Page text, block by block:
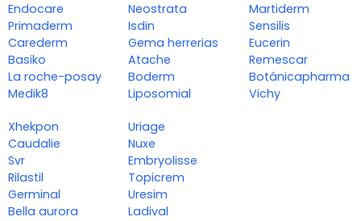
Endocare
Primaderm
Carederm
Basiko
La roche-posay
Medik8
Neostrata
Isdin
Gema herrerias
Atache
Boderm
Liposomial
Martiderm
Sensilis
Eucerin
Remescar
Botánicapharma
Vichy
Xhekpon
Caudalie
Svr
Rilastil
Germinal
Bella aurora
Uriage
Nuxe
Embryolisse
Topicrem
Uresim
Ladival